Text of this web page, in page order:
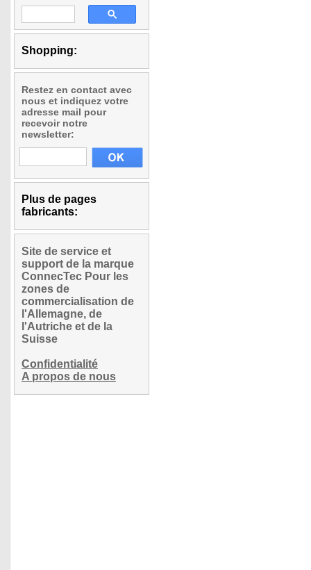
Shopping:
Restez en contact avec
nous et indiquez votre
adresse mail pour
recevoir notre
newsletter:
Plus de pages
fabricants:
Site de service et
support de la marque
ConnecTec Pour les
zones de
commercialisation de
l'Allemagne, de
l'Autriche et de la
Suisse
Confidentialité
A propos de nous